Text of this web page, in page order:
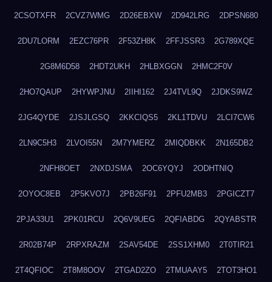
2CSOTXFR 2CVZ7WMG 2D26EBXW 2D942LRG 2DPSN680
2DU7LORM 2EZC76PR 2F53ZH8K 2FFJSSR3 2G789XQE
2G8M6D58 2HDT2UKH 2HLBXGGN 2HMC2F0V
2HO7QAUP 2HYWPJNU 2IIHI162 2J4TVL9Q 2JDKS9WZ
2JG4QYDE 2JSJLGSQ 2KKCIQS5 2KL1TDVU 2LCI7CW6
2LN9C5H3 2LVOI55N 2M7YMERZ 2MIQDBKK 2N165DB2
2NFH8OET 2NXDJSMA 2OC6YQYJ 2ODHTNIQ
2OYOC8EB 2P5KVO7J 2PB26F91 2PFU2MB3 2PGICZT7
2PJA33U1 2PK01RCU 2Q6V9UEG 2QFIABDG 2QYABSTR
2R02B74P 2RPXRAZM 2SAV54DE 2SS1XHM0 2T0TIR21
2T4QFIOC 2T8M8OOV 2TGAD2ZO 2TMUAAY5 2TOT3HO1